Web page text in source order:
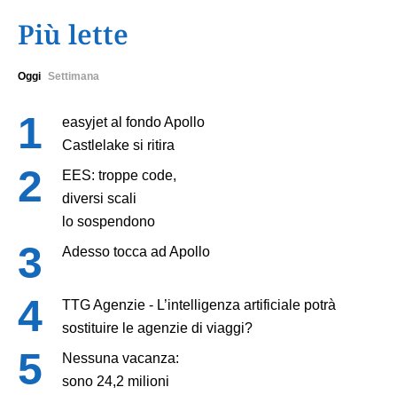
Più lette
Oggi Settimana
easyjet al fondo Apollo
Castlelake si ritira
EES: troppe code,
diversi scali
lo sospendono
Adesso tocca ad Apollo
TTG Agenzie - L’intelligenza artificiale potrà
sostituire le agenzie di viaggi?
Nessuna vacanza:
sono 24,2 milioni